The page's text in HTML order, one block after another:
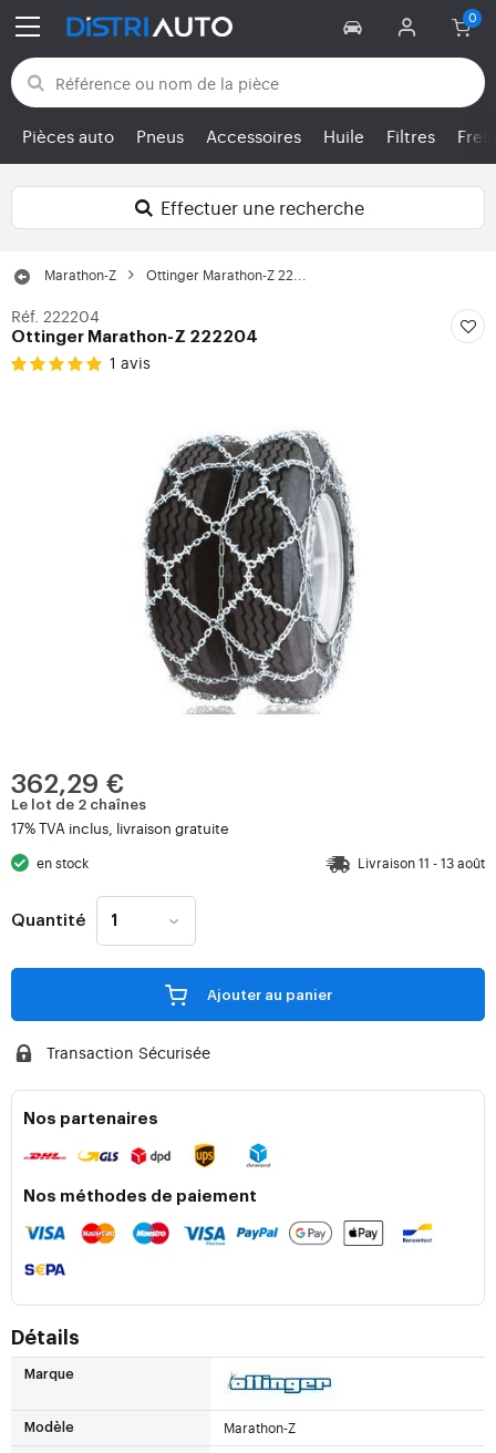
Retour aux catégories
Pièces auto Pneus Accessoires Huile Filtres
Effectuer une recherche
Marathon-Z Ottinger Marathon-Z 22...
Réf. 222204
Ottinger Marathon-Z 222204
1 avis
362,29 €
Le lot de 2 chaînes
17% TVA inclus, livraison gratuite
en stock Livraison 11 - 13 août
Quantité
Ajouter au panier
Transaction Sécurisée
Nos partenaires
Nos méthodes de paiement
Détails
Marque
Modèle Marathon-Z